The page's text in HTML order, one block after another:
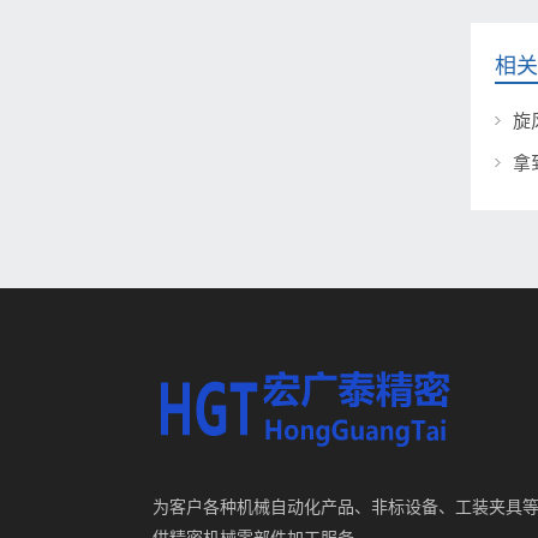
相
旋
拿
为客户各种机械自动化产品、非标设备、工装夹具